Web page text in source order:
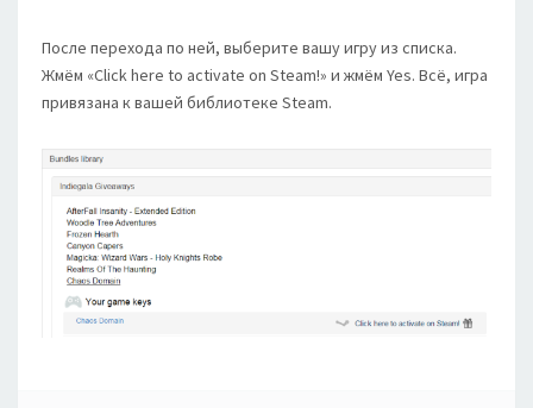
После перехода по ней, выберите вашу игру из списка.
Жмём «Click here to activate on Steam!» и жмём Yes. Всё, игра
привязана к вашей библиотеке Steam.